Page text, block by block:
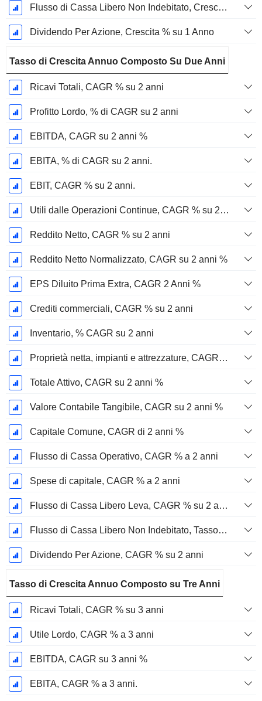
Flusso di Cassa Libero Non Indebitato, Crescita su 1 Anno %
Dividendo Per Azione, Crescita % su 1 Anno
Tasso di Crescita Annuo Composto Su Due Anni
Ricavi Totali, CAGR % su 2 anni
Profitto Lordo, % di CAGR su 2 anni
EBITDA, CAGR su 2 anni %
EBITA, % di CAGR su 2 anni.
EBIT, CAGR % su 2 anni.
Utili dalle Operazioni Continue, CAGR % su 2 anni
Reddito Netto, CAGR % su 2 anni
Reddito Netto Normalizzato, CAGR su 2 anni %
EPS Diluito Prima Extra, CAGR 2 Anni %
Crediti commerciali, CAGR % su 2 anni
Inventario, % CAGR su 2 anni
Proprietà netta, impianti e attrezzature, CAGR su 2 anni %
Totale Attivo, CAGR su 2 anni %
Valore Contabile Tangibile, CAGR su 2 anni %
Capitale Comune, CAGR di 2 anni %
Flusso di Cassa Operativo, CAGR % a 2 anni
Spese di capitale, CAGR % a 2 anni
Flusso di Cassa Libero Leva, CAGR % su 2 anni
Flusso di Cassa Libero Non Indebitato, Tasso di Crescita Annuo Composto su 2 Anni %
Dividendo Per Azione, CAGR % su 2 anni
Tasso di Crescita Annuo Composto su Tre Anni
Ricavi Totali, CAGR % su 3 anni
Utile Lordo, CAGR % a 3 anni
EBITDA, CAGR su 3 anni %
EBITA, CAGR % a 3 anni.